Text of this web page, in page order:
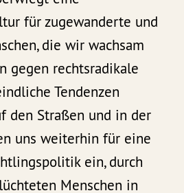
für zugewanderte und
die wir wachsam
gegen rechtsradikale
Tendenzen
den Straßen und in der
uns weiterhin für eine
ein, durch
Menschen in